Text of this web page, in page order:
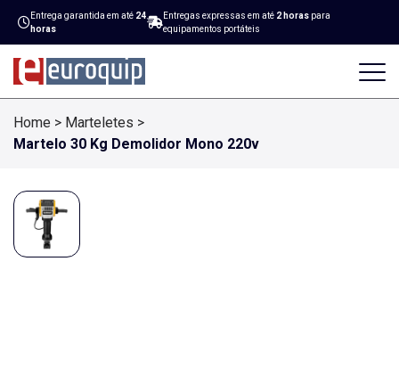
Entrega garantida em até 24
horas
Entregas expressas em até 2 horas para
equipamentos portáteis
Home > Marteletes >
Martelo 30 Kg Demolidor Mono 220v